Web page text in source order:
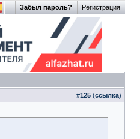
Регистрация
Забыл пароль?
#125 (ссылка)